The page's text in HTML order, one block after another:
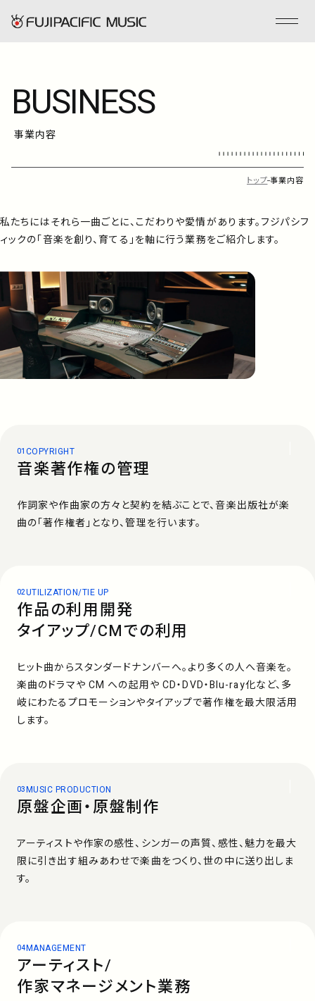
フジパシフィックミュージックとは
会社情報
ENGLISH
管理楽曲
アーティスト
プレイリスト
映像制作
お問い合わせ 楽曲利用申込
BUSINESS
事業内容
トップ 事業内容
私たちにはそれら一曲ごとに、こだわりや愛情があります。フジパシフ
ィックの「音楽を創り、育てる」を軸に行う業務をご紹介します。
COPYRIGHT
音楽著作権の管理
作詞家や作曲家の方々と契約を結ぶことで、音楽出版社が楽
曲の「著作権者」となり、管理を行います。
UTILIZATION/TIE UP
作品の利用開発
タイアップ/CMでの利用
ヒット曲からスタンダードナンバーへ。より多くの人へ音楽を。
楽曲のドラマや CM への起用や CD・DVD・Blu-ray化など、多
岐にわたるプロモーションやタイアップで著作権を最大限活用
します。
MUSIC PRODUCTION
原盤企画・原盤制作
アーティストや作家の感性、シンガーの声質、感性、魅力を最大
限に引き出す組みあわせで楽曲をつくり、世の中に送り出しま
す。
MANAGEMENT
アーティスト/
作家マネージメント業務